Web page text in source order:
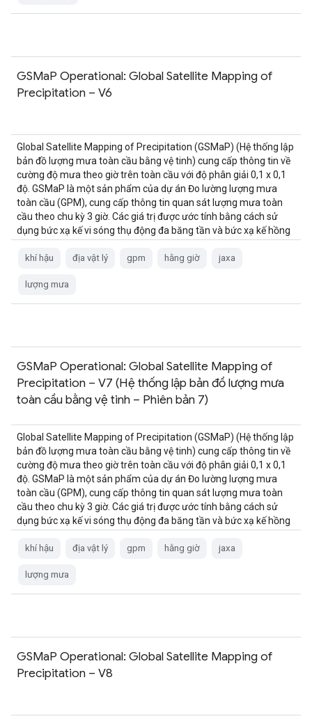
GSMaP Operational: Global Satellite Mapping of
Precipitation – V6
Global Satellite Mapping of Precipitation (GSMaP) (Hệ thống lập
bản đồ lượng mưa toàn cầu bằng vệ tinh) cung cấp thông tin về
cường độ mưa theo giờ trên toàn cầu với độ phân giải 0,1 x 0,1
độ. GSMaP là một sản phẩm của dự án Đo lường lượng mưa
toàn cầu (GPM), cung cấp thông tin quan sát lượng mưa toàn
cầu theo chu kỳ 3 giờ. Các giá trị được ước tính bằng cách sử
dụng bức xạ kế vi sóng thụ động đa băng tần và bức xạ kế hồng
khí hậu địa vật lý gpm hằng giờ jaxa
lượng mưa
GSMaP Operational: Global Satellite Mapping of
Precipitation – V7 (Hệ thống lập bản đồ lượng mưa
toàn cầu bằng vệ tinh – Phiên bản 7)
Global Satellite Mapping of Precipitation (GSMaP) (Hệ thống lập
bản đồ lượng mưa toàn cầu bằng vệ tinh) cung cấp thông tin về
cường độ mưa theo giờ trên toàn cầu với độ phân giải 0,1 x 0,1
độ. GSMaP là một sản phẩm của dự án Đo lường lượng mưa
toàn cầu (GPM), cung cấp thông tin quan sát lượng mưa toàn
cầu theo chu kỳ 3 giờ. Các giá trị được ước tính bằng cách sử
dụng bức xạ kế vi sóng thụ động đa băng tần và bức xạ kế hồng
khí hậu địa vật lý gpm hằng giờ jaxa
lượng mưa
GSMaP Operational: Global Satellite Mapping of
Precipitation – V8